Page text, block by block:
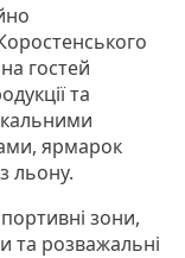
гостей
та
ярмарок
льону.
зони,
та розважальні